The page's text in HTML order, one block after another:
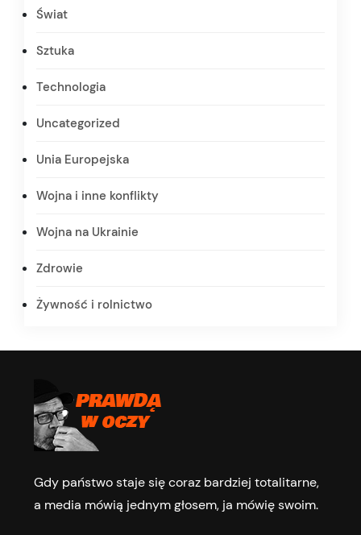
Świat
Sztuka
Technologia
Uncategorized
Unia Europejska
Wojna i inne konflikty
Wojna na Ukrainie
Zdrowie
Żywność i rolnictwo
Gdy państwo staje się coraz bardziej totalitarne,
a media mówią jednym głosem, ja mówię swoim.